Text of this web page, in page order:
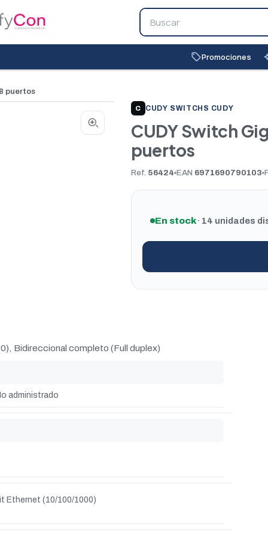
local_offerPromociones
puertos
C CUDY SWITCHS CUDY
CUDY Switch
puertos
Ref. 56424 EAN 6971690790103
En stock· 14 unidades
Bidireccional completo (Full duplex)
administrado
Ethernet (10/100/1000)